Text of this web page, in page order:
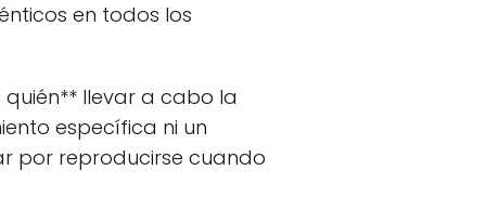
en todos los
llevar a cabo la
específica ni un
por reproducirse cuando